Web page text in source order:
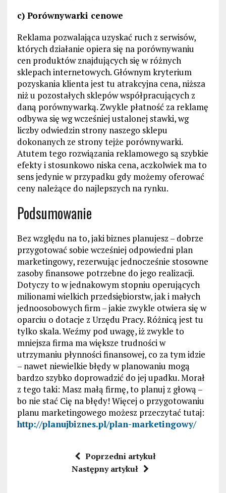
c) Porównywarki cenowe
Reklama pozwalająca uzyskać ruch z serwisów,
których działanie opiera się na porównywaniu
cen produktów znajdujących się w różnych
sklepach internetowych. Głównym kryterium
pozyskania klienta jest tu atrakcyjna cena, niższa
niż u pozostałych sklepów współpracujących z
daną porównywarką. Zwykle płatność za reklamę
odbywa się wg wcześniej ustalonej stawki, wg
liczby odwiedzin strony naszego sklepu
dokonanych ze strony tejże porównywarki.
Atutem tego rozwiązania reklamowego są szybkie
efekty i stosunkowo niska cena, aczkolwiek ma to
sens jedynie w przypadku gdy możemy oferować
ceny należące do najlepszych na rynku.
Podsumowanie
Bez względu na to, jaki biznes planujesz – dobrze
przygotować sobie wcześniej odpowiedni plan
marketingowy, rezerwując jednocześnie stosowne
zasoby finansowe potrzebne do jego realizacji.
Dotyczy to w jednakowym stopniu operujących
milionami wielkich przedsiębiorstw, jak i małych
jednoosobowych firm – jakie zwykle otwiera się w
oparciu o dotacje z Urzędu Pracy. Różnicą jest tu
tylko skala. Weźmy pod uwagę, iż zwykle to
mniejsza firma ma większe trudności w
utrzymaniu płynności finansowej, co za tym idzie
– nawet niewielkie błędy w planowaniu mogą
bardzo szybko doprowadzić do jej upadku. Morał
z tego taki: Masz małą firmę, to planuj z głową –
bo nie stać Cię na błędy! Więcej o przygotowaniu
planu marketingowego możesz przeczytać tutaj:
http://planujbiznes.pl/plan-marketingowy/
Poprzedni artykuł
Następny artykuł